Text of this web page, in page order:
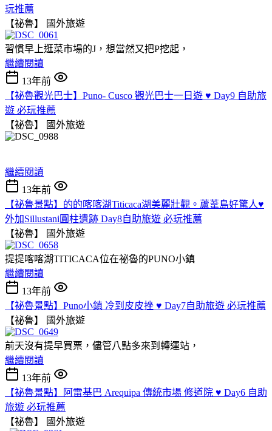
玩推薦
【祕魯】
國外旅遊
習慣早上逛菜市場的J，想當然又把P挖起，
繼續閱讀
13年前
【祕魯觀光巴士】Puno- Cusco 觀光巴士一日遊 ♥ Day9 自助旅
遊 必玩推薦
【祕魯】
國外旅遊
繼續閱讀
13年前
【祕魯景點】的的喀喀湖Titicaca湖美麗壯觀。蘆葦島好驚人♥
外加Sillustani圓柱遺跡 Day8自助旅遊 必玩推薦
【祕魯】
國外旅遊
提提喀喀湖TITICACA位在祕魯的PUNO小鎮
繼續閱讀
13年前
【祕魯景點】Puno小鎮 冷到皮皮挫 ♥ Day7自助旅遊 必玩推薦
【祕魯】
國外旅遊
前天沒有提早買票，儘管八點多來到轉運站，
繼續閱讀
13年前
【祕魯景點】阿雷基巴 Arequipa 傳統市場 修道院 ♥ Day6 自助
旅遊 必玩推薦
【祕魯】
國外旅遊